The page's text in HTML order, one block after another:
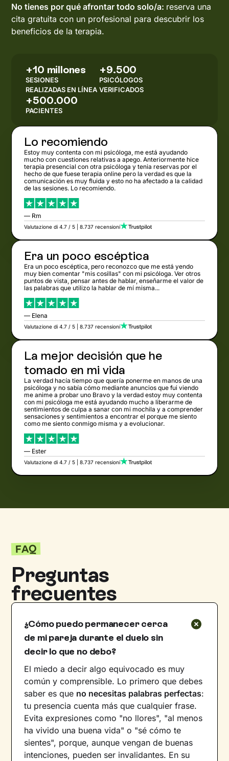
No tienes por qué afrontar todo solo/a: reserva una
cita gratuita con un profesional para descubrir los
beneficios de la terapia.
+10 millones
SESIONES
REALIZADAS EN LÍNEA
+9.500
PSICÓLOGOS
VERIFICADOS
+500.000
PACIENTES
Lo recomiendo
Estoy muy contenta con mi psicóloga, me está ayudando
mucho con cuestiones relativas a apego. Anteriormente hice
terapia presencial con otra psicóloga y tenia reservas por el
hecho de que fuese terapia online pero la verdad es que la
comunicación es muy fluida y esto no ha afectado a la calidad
de las sesiones. Lo recomiendo.
— Rm
Valutazione di 4.7 / 5 | 8.737 recensioni
Era un poco escéptica
Era un poco escéptica, pero reconozco que me está yendo
muy bien comentar "mis cosillas" con mi psicóloga. Ver otros
puntos de vista, pensar antes de hablar, enseñarme el valor de
las palabras que utilizo la hablar de mí misma...
— Elena
Valutazione di 4.7 / 5 | 8.737 recensioni
La mejor decisión que he
tomado en mi vida
La verdad hacía tiempo que quería ponerme en manos de una
psicóloga y no sabía cómo mediante anuncios que fui viendo
me anime a probar uno Bravo y la verdad estoy muy contenta
con mi psicóloga me está ayudando mucho a liberarme de
sentimientos de culpa a sanar con mi mochila y a comprender
sensaciones y sentimientos a encontrar el porque me siento
como me siento conmigo misma y a evolucionar.
— Ester
Valutazione di 4.7 / 5 | 8.737 recensioni
FAQ
Preguntas
frecuentes
¿Cómo puedo permanecer cerca
de mi pareja durante el duelo sin
decir lo que no debo?
El miedo a decir algo equivocado es muy
común y comprensible. Lo primero que debes
saber es que no necesitas palabras perfectas:
tu presencia cuenta más que cualquier frase.
Evita expresiones como "no llores", "al menos
ha vivido una buena vida" o "sé cómo te
sientes", porque, aunque vengan de buenas
intenciones, pueden ser invalidantes. En su